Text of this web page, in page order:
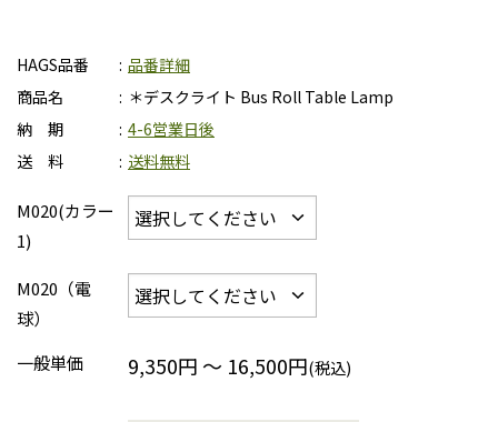
HAGS品番
品番詳細
商品名
＊デスクライト Bus Roll Table Lamp
納 期
4-6営業日後
送 料
送料無料
M020(カラー
1)
M020（電
球）
一般単価
9,350円 ～ 16,500円(税込)